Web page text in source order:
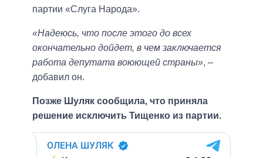
партии «Слуга Народа».
«Надеюсь, что после этого до всех
окончательно дойдет, в чем заключается
работа депутата воюющей страны», –
добавил он.
Позже Шуляк сообщила, что приняла
решение исключить Тищенко из партии.